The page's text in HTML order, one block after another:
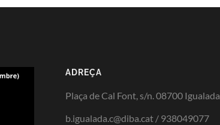
ADREÇA
Plaça de Cal Font, s/n. 08700 Igualada
b.igualada.c@diba.cat / 938049077